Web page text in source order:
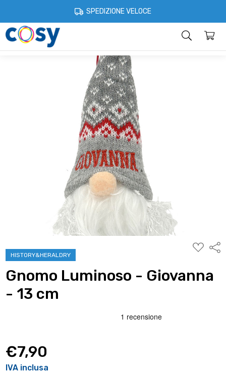
SPEDIZIONE VELOCE
Idee regalo Per il Natale Gnomi luminosi
HISTORY&HERALDRY
ALLA
Gnomo Luminoso - Giovanna
- 13 cm
€7,90
IVA inclusa
Account Contatti Informazioni